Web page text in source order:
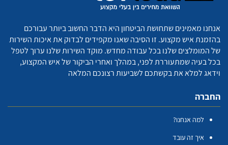
אנחנו מאמינים שתחושת הביטחון היא הדבר החשוב ביותר עבורכם
בהזמנת איש מקצוע. זו הסיבה שאנו מקפידים לבדוק את איכות השירות
של המומלצים שלנו בכל עבודה מחדש. מוקד השירות שלנו ערוך לטפל
בכל בעיה שמתעוררת לפני, במהלך ואחרי הביקור של איש המקצוע,
וידאג למלא את בקשתכם לשביעות רצונכם המלאה
החברה
למה אנחנו?
איך זה עובד